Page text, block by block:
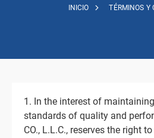
INICIO TÉRMINOS Y
1. In the interest of
standards of quality and
CO., L.L.C., reserves the right